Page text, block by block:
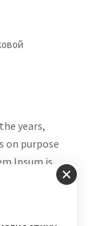
years,
on purpose
Ipsum is